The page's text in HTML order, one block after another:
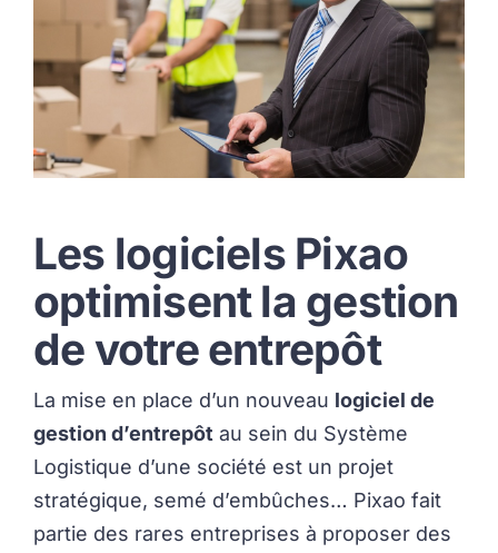
Les logiciels Pixao
optimisent la gestion
de votre entrepôt
La mise en place d’un nouveau logiciel de
gestion d’entrepôt au sein du Système
Logistique d’une société est un projet
stratégique, semé d’embûches… Pixao fait
partie des rares entreprises à proposer des